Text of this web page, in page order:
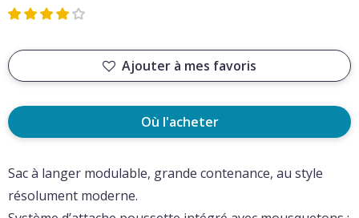
Ajouter à mes favoris
Où l'acheter
Sac à langer modulable, grande contenance, au style
résolument moderne.